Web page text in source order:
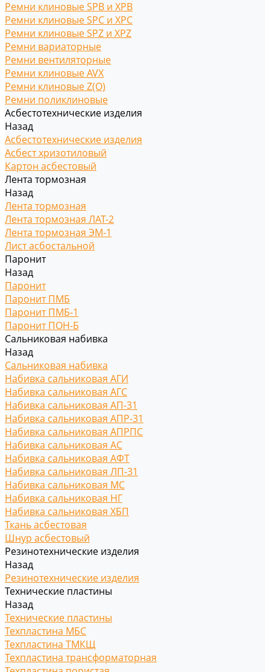
Ремни клиновые SPB и XPB
Ремни клиновые SPC и XPC
Ремни клиновые SPZ и XPZ
Ремни вариаторные
Ремни вентиляторные
Ремни клиновые AVX
Ремни клиновые Z(O)
Ремни поликлиновые
Асбестотехнические изделия
Назад
Асбестотехнические изделия
Асбест хризотиловый
Картон асбестовый
Лента тормозная
Назад
Лента тормозная
Лента тормозная ЛАТ-2
Лента тормозная ЭМ-1
Лист асбостальной
Паронит
Назад
Паронит
Паронит ПМБ
Паронит ПМБ-1
Паронит ПОН-Б
Сальниковая набивка
Назад
Сальниковая набивка
Набивка сальниковая АГИ
Набивка сальниковая АГС
Набивка сальниковая АП-31
Набивка сальниковая АПР-31
Набивка сальниковая АПРПС
Набивка сальниковая АС
Набивка сальниковая АФТ
Набивка сальниковая ЛП-31
Набивка сальниковая МС
Набивка сальниковая НГ
Набивка сальниковая ХБП
Ткань асбестовая
Шнур асбестовый
Резинотехнические изделия
Назад
Резинотехнические изделия
Технические пластины
Назад
Технические пластины
Техпластина МБС
Техпластина ТМКЩ
Техпластина трансформаторная